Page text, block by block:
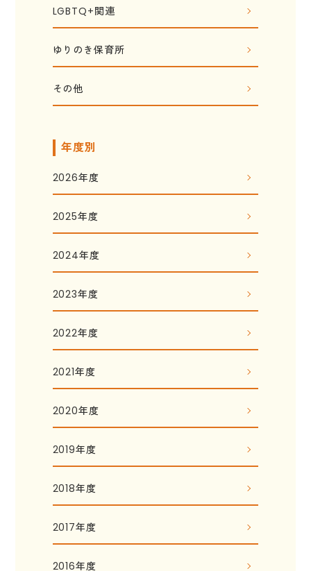
LGBTQ+関連
ゆりのき保育所
その他
年度別
2026年度
2025年度
2024年度
2023年度
2022年度
2021年度
2020年度
2019年度
2018年度
2017年度
2016年度